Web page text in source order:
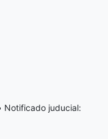
Notificado juducial: